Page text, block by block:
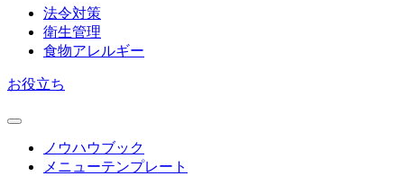
法令対策
衛生管理
食物アレルギー
お役立ち
ノウハウブック
メニューテンプレート